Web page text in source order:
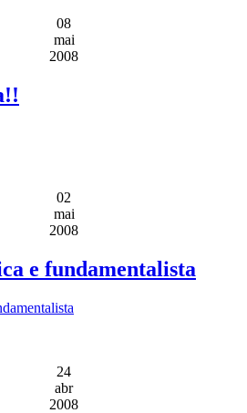
08
mai
2008
02
mai
2008
e fundamentalista
24
abr
2008